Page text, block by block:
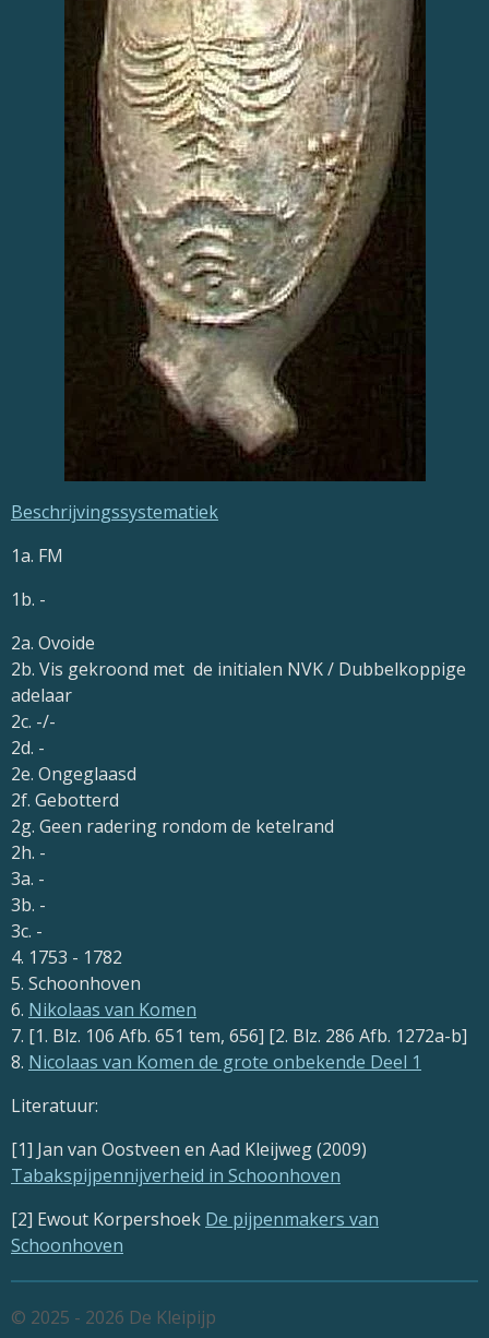
Beschrijvingssystematiek
1a. FM
1b. -
2a. Ovoide
2b. Vis gekroond met de initialen NVK / Dubbelkoppige
adelaar
2c. -/-
2d. -
2e. Ongeglaasd
2f. Gebotterd
2g. Geen radering rondom de ketelrand
2h. -
3a. -
3b. -
3c. -
4. 1753 - 1782
5. Schoonhoven
6. Nikolaas van Komen
7. [1. Blz. 106 Afb. 651 tem, 656] [2. Blz. 286 Afb. 1272a-b]
8. Nicolaas van Komen de grote onbekende Deel 1
Literatuur:
[1] Jan van Oostveen en Aad Kleijweg (2009)
Tabakspijpennijverheid in Schoonhoven
[2] Ewout Korpershoek De pijpenmakers van
Schoonhoven
© 2025 - 2026 De Kleipijp